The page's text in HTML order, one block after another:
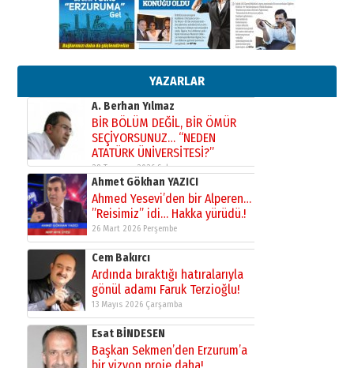
YAZARLAR
Ahmet Gökhan YAZICI
Ahmed Yesevi’den bir Alperen…
”Reisimiz” idi… Hakka yürüdü.!
Ardında bıraktığı hatıralarıyla
gönül adamı Faruk Terzioğlu!
13 Mayıs 2026 Çarşamba
Esat BİNDESEN
Başkan Sekmen’den Erzurum’a
bir vizyon proje daha!
02 Ağustos 2026 Pazar
Kadir SABUNCUOĞLU
Erzurumspor’un köşe taşları
29 Haziran 2026 Pazartesi
Kenan GÜLERCİ
Murat Şahsuvaroğlu ERKON’da
çıtayı yukarı taşırken,
yönetimdekiler aşağı